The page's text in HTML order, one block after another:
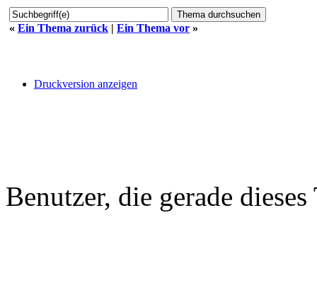
« Ein Thema zurück | Ein Thema vor »
Druckversion anzeigen
Benutzer, die gerade